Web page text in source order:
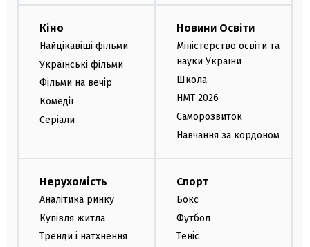
Кіно
Найцікавіші фільми
Українські фільми
Фільми на вечір
Комедії
Серіали
Новини Освіти
Міністерство освіти та
науки України
Школа
НМТ 2026
Саморозвиток
Навчання за кордоном
Нерухомість
Аналітика ринку
Купівля житла
Тренди і натхнення
Спорт
Бокс
Футбол
Теніс